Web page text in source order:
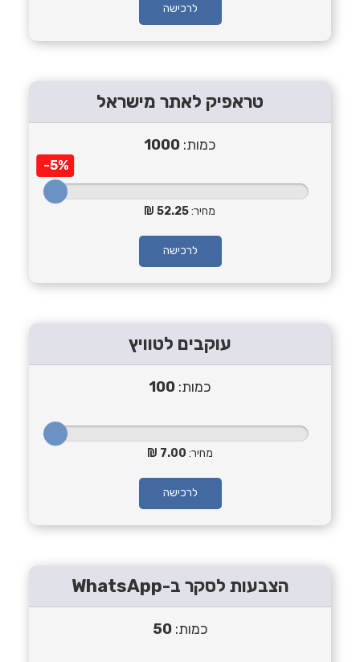
לרכישה
טראפיק לאתר מישראל
כמות: 1000
-5%
מחיר:52.25
לרכישה
עוקבים לטוויץ
כמות: 100
מחיר: 7.00
לרכישה
הצבעות לסקר ב-WhatsApp
כמות:50